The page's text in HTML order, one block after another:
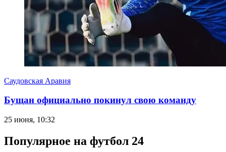
Саудовская Аравия
Бущан официально покинул свою команду
25 июня, 10:32
Популярное на футбол 24